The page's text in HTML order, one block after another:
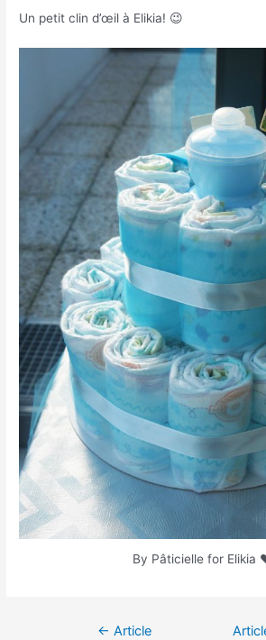
Un petit clin d’œil à Elikia! 😉
By Pâticielle for Elikia
← Article